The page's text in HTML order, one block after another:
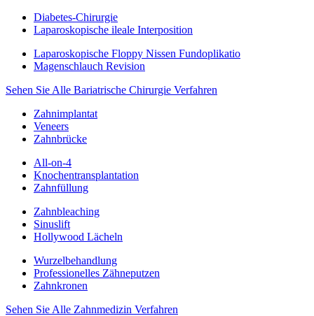
Diabetes-Chirurgie
Laparoskopische ileale Interposition
Laparoskopische Floppy Nissen Fundoplikatio
Magenschlauch Revision
Sehen Sie Alle Bariatrische Chirurgie Verfahren
Zahnimplantat
Veneers
Zahnbrücke
All-on-4
Knochentransplantation
Zahnfüllung
Zahnbleaching
Sinuslift
Hollywood Lächeln
Wurzelbehandlung
Professionelles Zähneputzen
Zahnkronen
Sehen Sie Alle Zahnmedizin Verfahren